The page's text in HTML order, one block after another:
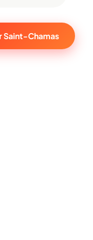
Saint-Chamas